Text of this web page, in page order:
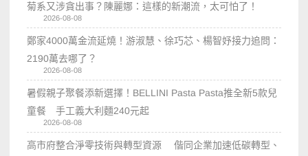
菊系又涉貪出事？陳麗娜：這樣的新潮流，太可怕了！
2026-08-08
鄭家4000萬金流延燒！游淑慧、徐巧芯、楊智妤接力追問：
2190萬去哪了？
2026-08-08
暑假親子聚餐添新選擇！BELLINI Pasta Pasta推全新5款兒
童餐 手工義大利麵240元起
2026-08-08
高市府整合淨零技術與轉型資源 偕同企業加速低碳轉型、